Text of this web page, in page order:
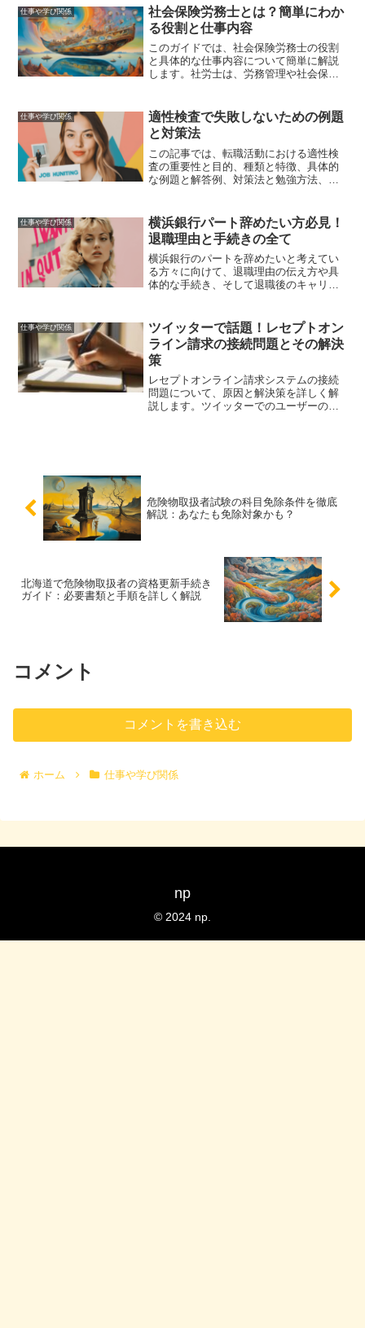
に説明します。
仕事や学び関係
社会保険労務士とは？簡単にわか
る役割と仕事内容
このガイドでは、社会保険労務士の役割
と具体的な仕事内容について簡単に解説
します。社労士は、労務管理や社会保険
します。また、社労士になるための資格
やその重要性についても詳しく紹介しま
す。
仕事や学び関係
適性検査で失敗しないための例題
と対策法
この記事では、転職活動における適性検
査の重要性と目的、種類と特徴、具体的
な例題と解答例、対策法と勉強方法、よ
詳しく解説しました。
仕事や学び関係
横浜銀行パート辞めたい方必見！
退職理由と手続きの全て
横浜銀行のパートを辞めたいと考えてい
る方々に向けて、退職理由の伝え方や具
体的な手続き、そして退職後のキャリア
次のステップへ進むためのヒントを得ら
れるでしょう。
仕事や学び関係
ツイッターで話題！レセプトオン
ライン請求の接続問題とその解決
策
レセプトオンライン請求システムの接続
問題について、原因と解決策を詳しく解
説します。ツイッターでのユーザーの声
危険物取扱者試験の科目免除条件を徹底
解説：あなたも免除対象かも？
北海道で危険物取扱者の資格更新手続き
ガイド：必要書類と手順を詳しく解説
コメント
コメントを書き込む
ホーム 仕事や学び関係
np
© 2024 np.